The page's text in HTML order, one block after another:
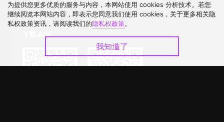
为提供您更多优质的服务与内容，本网站使用 cookies 分析技术。若您
继续阅览本网站内容，即表示您同意我们使用 cookies，关于更多相关隐
私权政策资讯，请阅读我们的隐私权政策。
我知道了